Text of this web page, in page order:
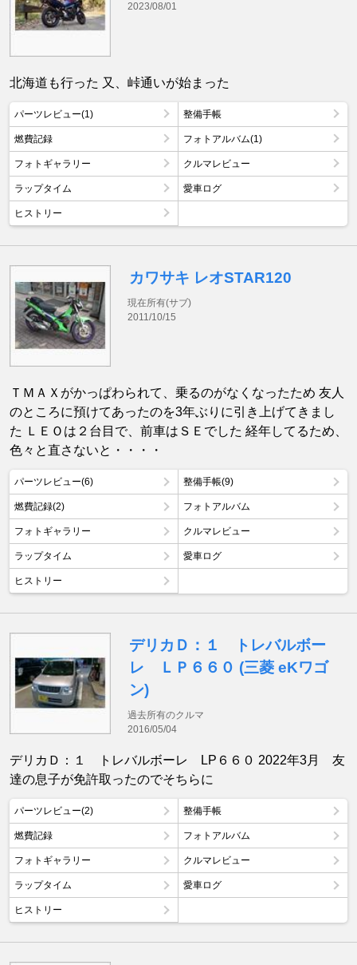
2023/08/01
北海道も行った 又、峠通いが始まった
パーツレビュー(1) 整備手帳
燃費記録 フォトアルバム(1)
フォトギャラリー クルマレビュー
ラップタイム 愛車ログ
ヒストリー
カワサキ レオSTAR120
現在所有(サブ)
2011/10/15
ＴＭＡＸがかっぱわられて、乗るのがなくなったため 友人
のところに預けてあったのを3年ぶりに引き上げてきまし
た ＬＥＯは２台目で、前車はＳＥでした 経年してるため、
色々と直さないと・・・・
パーツレビュー(6) 整備手帳(9)
燃費記録(2) フォトアルバム
フォトギャラリー クルマレビュー
ラップタイム 愛車ログ
ヒストリー
デリカＤ：１ トレバルボー
レ ＬＰ６６０ (三菱 eKワゴ
ン)
過去所有のクルマ
2016/05/04
デリカＤ：１ トレバルボーレ LP６６０ 2022年3月 友
達の息子が免許取ったのでそちらに
パーツレビュー(2) 整備手帳
燃費記録 フォトアルバム
フォトギャラリー クルマレビュー
ラップタイム 愛車ログ
ヒストリー